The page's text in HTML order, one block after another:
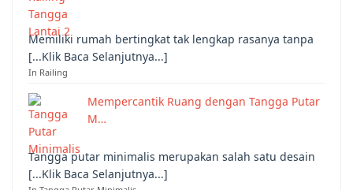
Memiliki rumah bertingkat tak lengkap rasanya tanpa
[...Klik Baca Selanjutnya...]
In Railing
Mempercantik Ruang dengan Tangga Putar
M…
Tangga putar minimalis merupakan salah satu desain
[...Klik Baca Selanjutnya...]